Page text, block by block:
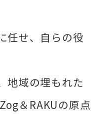
任せ、自らの役
地域の埋もれた
＆RAKUの原点